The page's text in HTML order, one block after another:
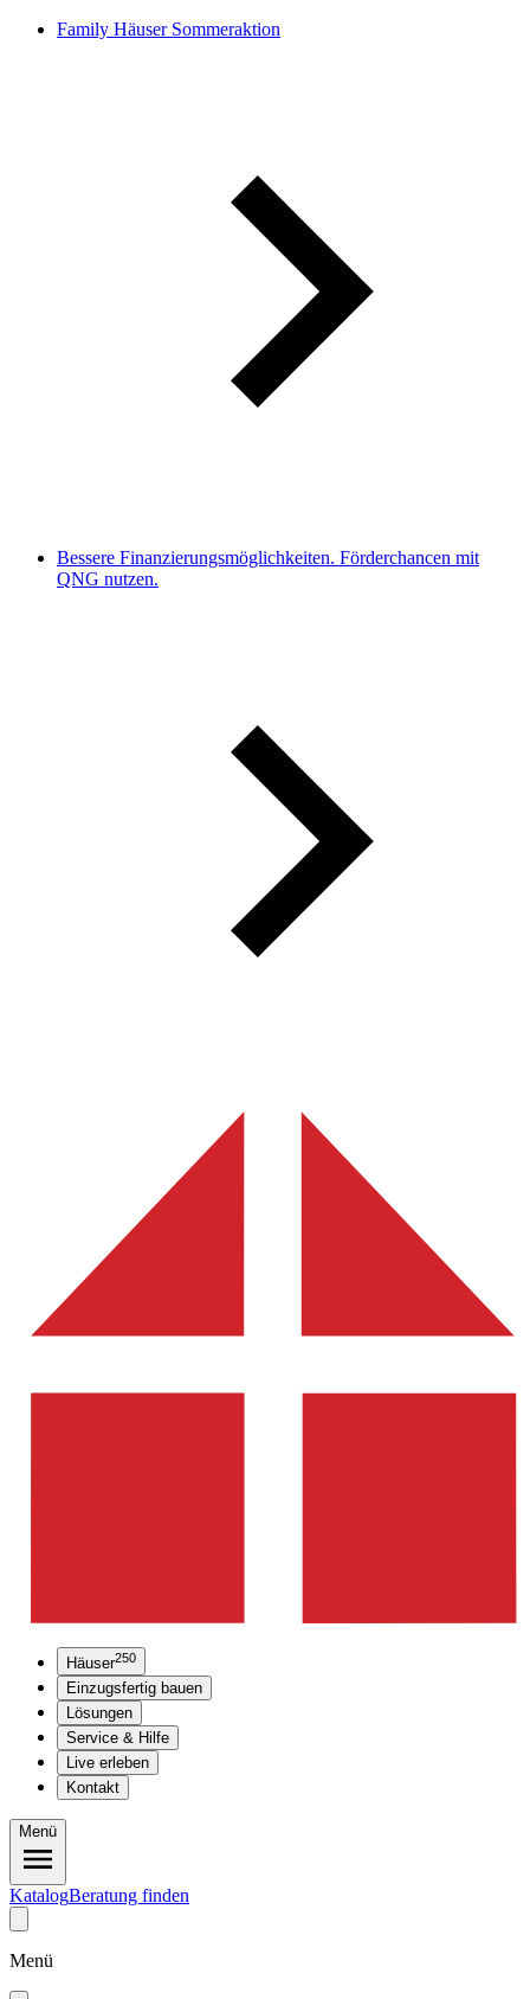
Family Häuser Sommeraktion
Bessere Finanzierungsmöglichkeiten. Förderchancen mit
QNG nutzen.
Häuser250
Einzugsfertig bauen
Lösungen
Service & Hilfe
Live erleben
Kontakt
Menü
KatalogBeratung finden
Menü